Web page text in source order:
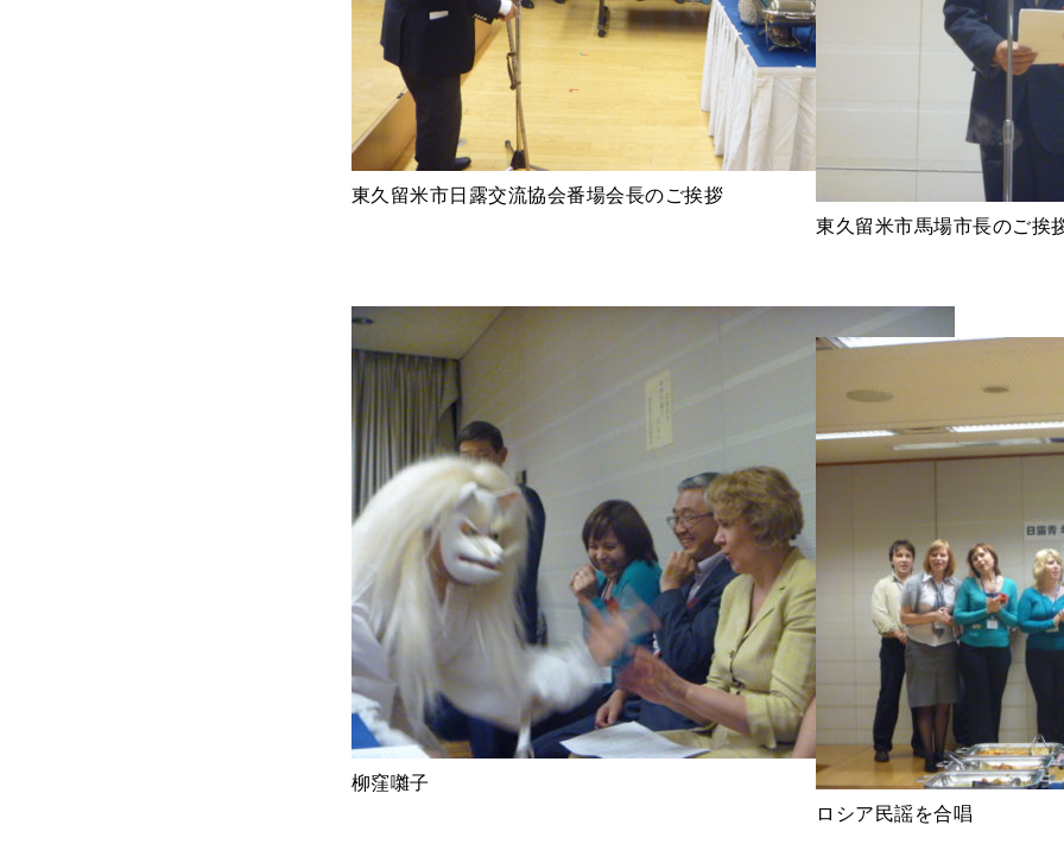
東久留米市日露交流協会番場会長のご挨拶
東久留米市馬場市長のご
柳窪囃子
ロシア民謡を合唱